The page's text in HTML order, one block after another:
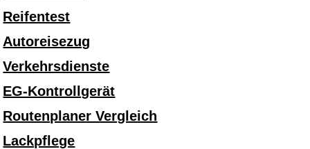
Reifentest
Autoreisezug
Verkehrsdienste
EG-Kontrollgerät
Routenplaner Vergleich
Lackpflege